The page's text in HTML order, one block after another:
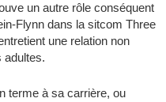
un autre rôle conséquent
Flynn dans la sitcom Three
une relation non
adultes.
terme à sa carrière, ou